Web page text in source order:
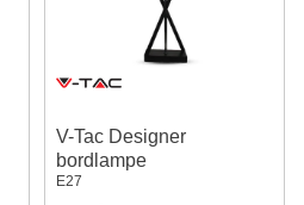
V-Tac Designer
bordlampe
E27